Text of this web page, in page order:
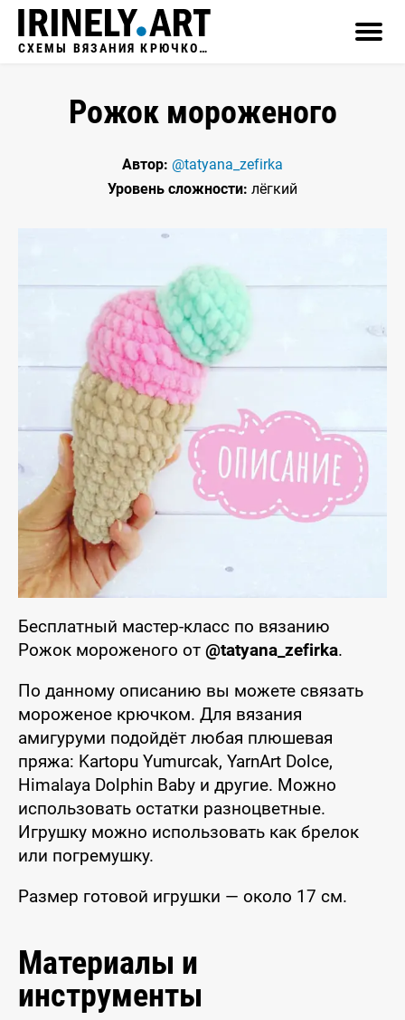
СХЕМЫ ВЯЗАНИЯ КРЮЧКОМ
Рожок мороженого
Автор: @tatyana_zefirka
Уровень сложности: лёгкий
Бесплатный мастер-класс по вязанию
Рожок мороженого от @tatyana_zefirka.
По данному описанию вы можете связать
мороженое крючком. Для вязания
амигуруми подойдёт любая плюшевая
пряжа: Kartopu Yumurcak, YarnArt Dolce,
Himalaya Dolphin Baby и другие. Можно
использовать остатки разноцветные.
Игрушку можно использовать как брелок
или погремушку.
Размер готовой игрушки — около 17 см.
Материалы и
инструменты